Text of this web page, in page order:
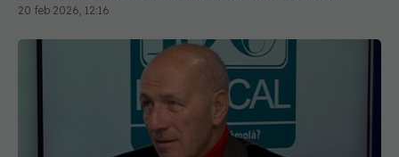
20 feb 2026, 12:16